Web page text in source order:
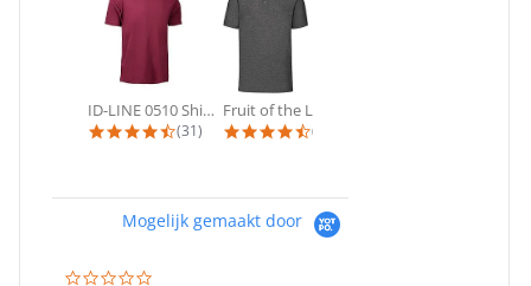
ID-LINE 0510 Shirt | T-shirts met...
4.4 star rating
(31) 4.3 star rating
(24)
Mogelijk gemaakt door